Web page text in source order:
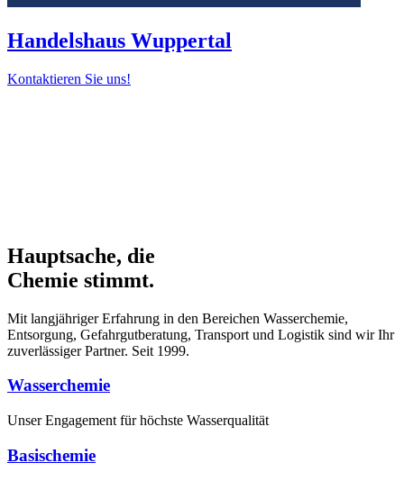
Handelshaus Wuppertal
Kontaktieren Sie uns!
Hauptsache, die
Chemie stimmt.
Mit langjähriger Erfahrung in den Bereichen Wasserchemie,
Entsorgung, Gefahrgutberatung, Transport und Logistik sind wir Ihr
zuverlässiger Partner. Seit 1999.
Wasserchemie
Unser Engagement für höchste Wasserqualität
Basischemie